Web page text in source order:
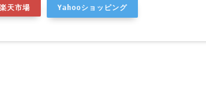
楽天市場 Yahooショッピング